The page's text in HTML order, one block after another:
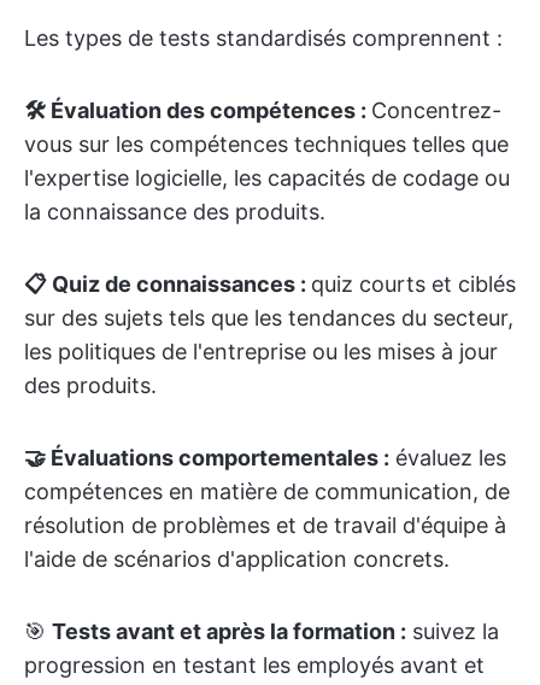
Les types de tests standardisés comprennent :
🛠️ Évaluation des compétences : Concentrez-
vous sur les compétences techniques telles que
l'expertise logicielle, les capacités de codage ou
la connaissance des produits.
📋 Quiz de connaissances : quiz courts et ciblés
sur des sujets tels que les tendances du secteur,
les politiques de l'entreprise ou les mises à jour
des produits.
🤝 Évaluations comportementales : évaluez les
compétences en matière de communication, de
résolution de problèmes et de travail d'équipe à
l'aide de scénarios d'application concrets.
🎯 Tests avant et après la formation : suivez la
progression en testant les employés avant et